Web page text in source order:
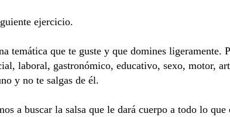
ejercicio.
temática que te guste y que domines
laboral, gastronómico, educativo, sexo, motor,
y no te salgas de él.
a buscar la salsa que le dará cuerpo a todo lo que